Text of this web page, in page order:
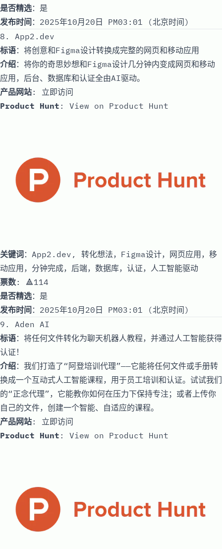
是否精选：是
发布时间 ：2025年10月20日 PM03:01 (北京时间)
8. App2.dev
标语：将创意和Figma设计转换成完整的网页和移动应用
介绍：将你的奇思妙想和Figma设计几分钟内变成网页和移动
应用，后台、数据库和认证全由AI驱动。
产品网站: 立即访问
Product Hunt : View on Product Hunt
关键词：App2.dev, 转化想法，Figma设计，网页应用，移
动应用，分钟完成，后端，数据库，认证，人工智能驱动
票数: 🔺114
是否精选：是
发布时间 ：2025年10月20日 PM03:01 (北京时间)
9. Aden AI
标语：将任何文件转化为聊天机器人教程，并通过人工智能获得
认证！
介绍：我们打造了“阿登培训代理”——它能将任何文件或手册转
换成一个互动式人工智能课程，用于员工培训和认证。试试我们
的“正念代理”，它能教你如何在压力下保持专注；或者上传你
自己的文件，创建一个智能、自适应的课程。
产品网站: 立即访问
Product Hunt : View on Product Hunt